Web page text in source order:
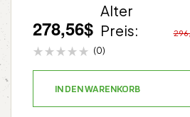
Alter
Preis:
278,56$
(0)
IN DEN WARENKORB